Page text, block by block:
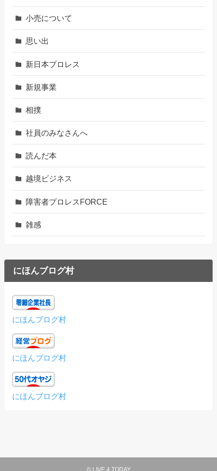
小売について
思い出
新日本プロレス
新規事業
相撲
社員のみなさんへ
読んだ本
越境ビジネス
障害者プロレスFORCE
雑感
にほんブログ村
にほんブログ村
にほんブログ村
にほんブログ村
©LIVE 4 TODAY